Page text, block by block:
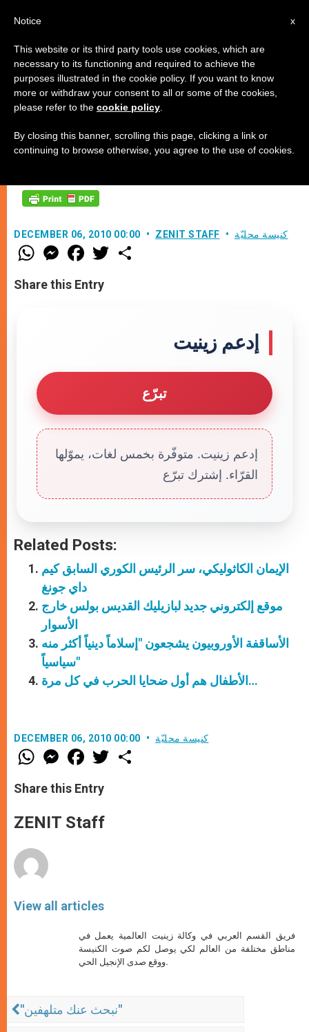
أحـد مولد يوحنّا المعمدان
عظة الأحد للبطريرك الماروني مار
DECEMBER 06, 2010 00:00 ZENIT STAFF كنيسة محليّة
W
h
t
s
M
e
s
e
F
a
e
b
w
Share this Entry
إدعم زينيت
تبرّع
إدعم زينيت. متوفّرة بخمس لغات، يموّلها
القرّاء. إشترك تبرّع
Related Posts:
الإيمان الكاثوليكي، سر الرئيس الكوري السابق كيم
داي جونغ
موقع إلكتروني جديد لبازيليك القديس بولس خارج
الأسوار
الأساقفة الأوروبيون يشجعون "إسلاماً دينياً أكثر منه
سياسياً"
الأطفال هم أول ضحايا الحرب في كل مرة…
DECEMBER 06, 2010 00:00 كنيسة محليّة
W
h
t
s
p
p
M
e
s
e
g
e
F
a
e
b
o
k
w
Share this Entry
ZENIT Staff
View all articles
فريق القسم العربي في وكالة زينيت العالمية يعمل في
مناطق مختلفة من العالم لكي يوصل لكم صوت الكنيسة
ووقع صدى الإنجيل الحي.
"نبحث عنك متلهفين"
x
Notice
This website or its third party tools use cookies, which are
necessary to its functioning and required to achieve the
purposes illustrated in the cookie policy. If you want to know
more or withdraw your consent to all or some of the cookies,
please refer to the cookie policy
By closing this banner, scrolling this page, clicking a link or
continuing to browse otherwise, you agree to the use of cookies.